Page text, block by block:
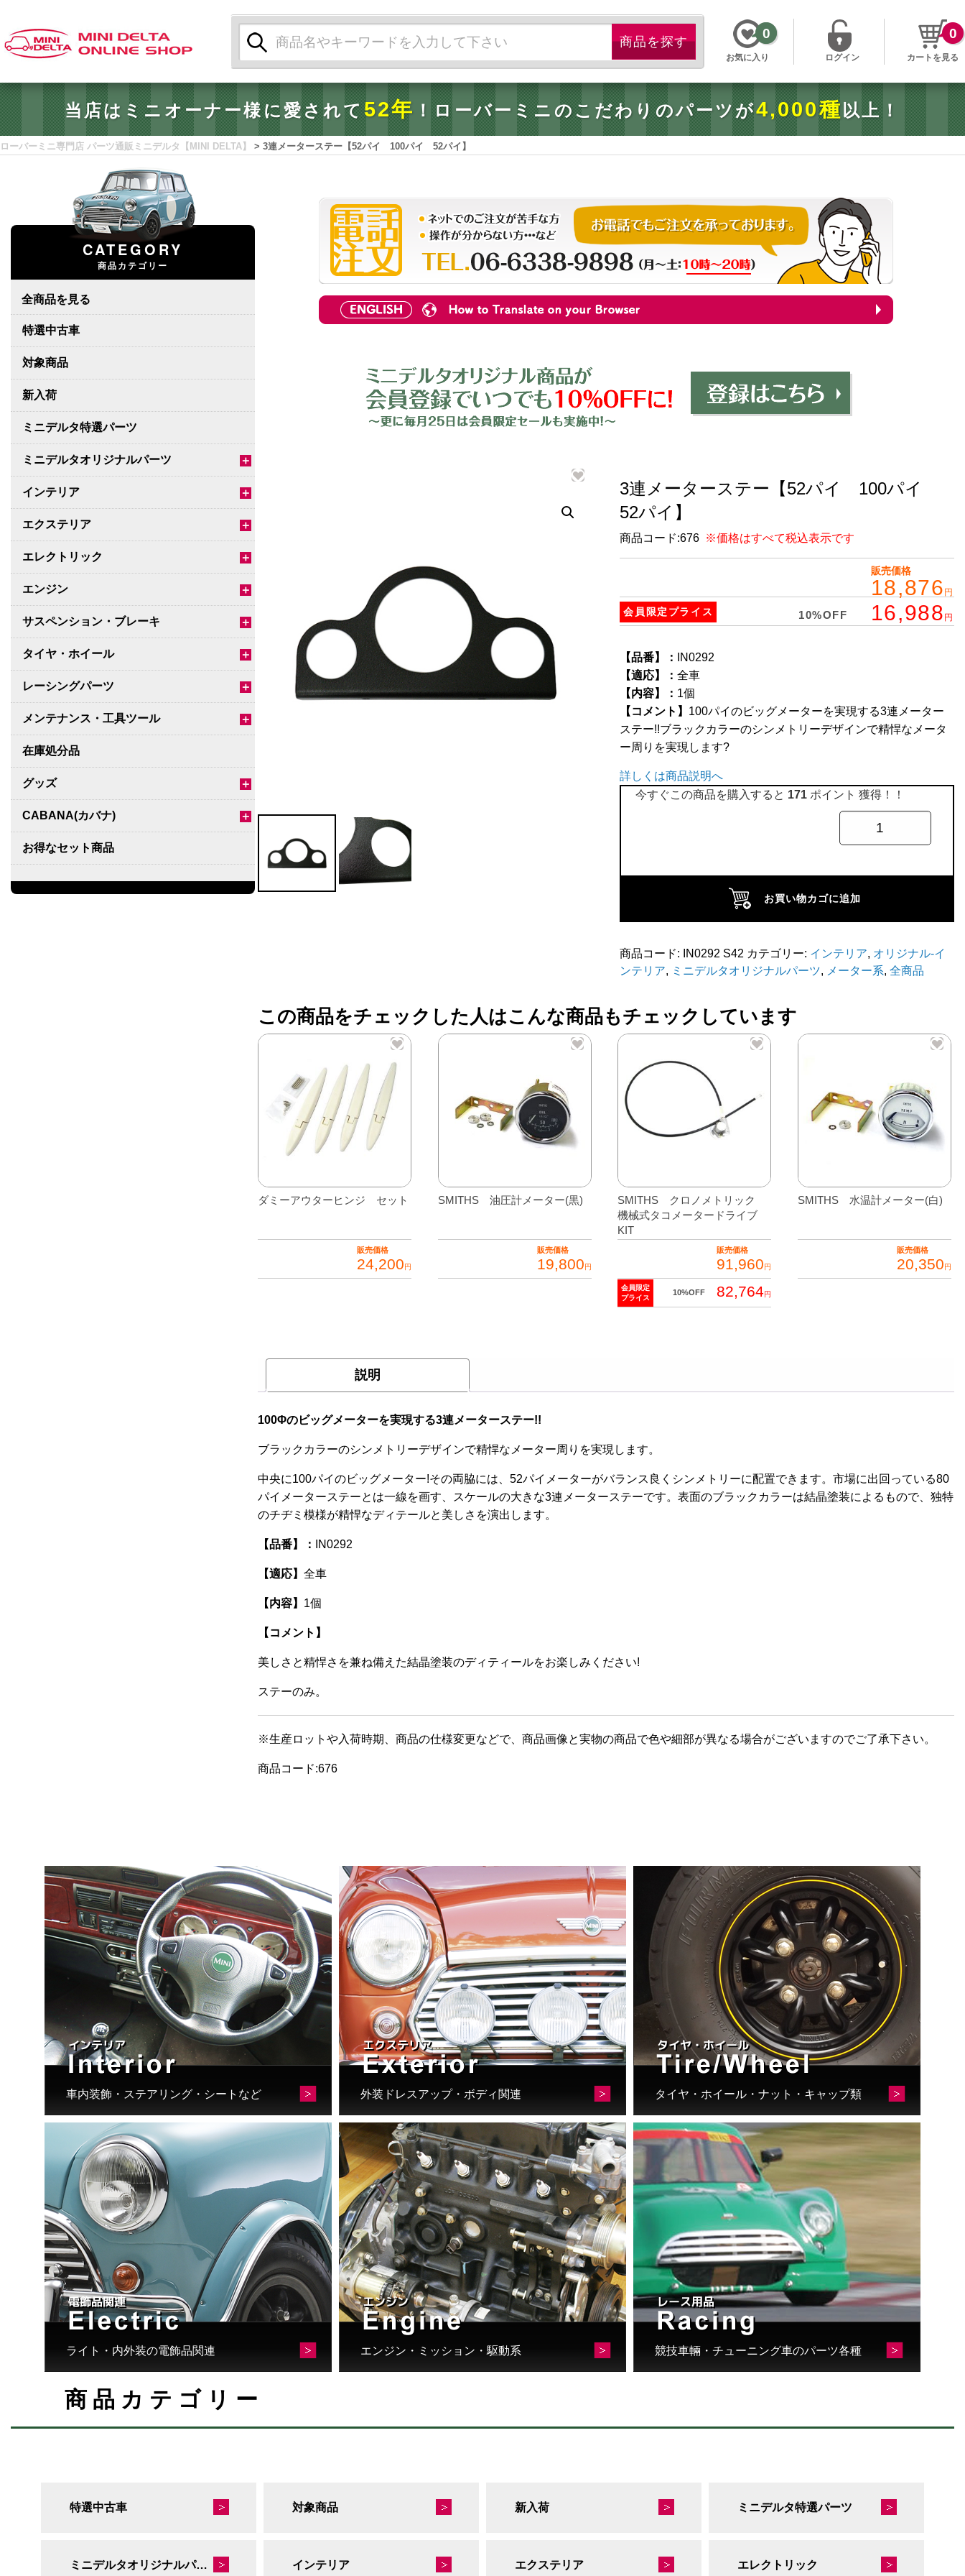
索:
お気に入り
0
ログイン カートを見る
0
当店はミニオーナー様に愛されて52年 ！ローバーミニのこだわりのパーツが4,000種 以上！
ローバーミニ専門店 パーツ通販ミニデルタ【MINI DELTA】 > 3連メーターステー【52パイ 100パイ 52パイ】
CATEGORY
商品カテゴリー
全商品を見る
特選中古車
対象商品
新入荷
ミニデルタ特選パーツ
＋
ミニデルタオリジナルパーツ
＋
インテリア
＋
エクステリア
＋
エレクトリック
＋
エンジン
＋
サスペンション・ブレーキ
＋
タイヤ・ホイール
＋
レーシングパーツ
＋
メンテナンス・工具ツール
在庫処分品
＋
グッズ
＋
CABANA(カバナ)
お得なセット商品
チームマルヤマ
3連メーターステー【52パイ 100パイ
52パイ】
商品コード:676 ※価格はすべて税込表示です
販売価格
18,876 円
会員限定 プライス 10%OFF 16,988 円
【品番】：
IN0292
【適応】：全車
【内容】： 1個
【コメント】 100パイのビッグメーターを実現する3連メーター
ステー!!ブラックカラーのシンメトリーデザインで精悍なメータ
ー周りを実現します?
詳しくは商品説明へ
今すぐこの商品を購入すると 171 ポイント 獲得！！
ー
テ
パ
パ
52
お買い物カゴに追加
商品コード: IN0292 S42 カテゴリー: インテリア, オリジナル-イ
ンテリア, ミニデルタオリジナルパーツ, メーター系,全商品
この商品をチェックした人はこんな商品もチェックしています
ダミーアウターヒンジ セット
販売価格
24,200円
SMITHS 油圧計メーター(黒)
販売価格
19,800円
SMITHS クロノメトリック
機械式タコメータードライブ
KIT
販売価格
91,960円
会員限定
プライス
10%OFF 82,764円
SMITHS 水温計メーター(白)
販売価格
20,350円
説明
100Φのビッグメーターを実現する3連メーターステー!!
ブラックカラーのシンメトリーデザインで精悍なメーター周りを実現します。
中央に100パイのビッグメーター!その両脇には、52パイメーターがバランス良くシンメトリーに配置できます。市場に出回っている80
パイメーターステーとは一線を画す、スケールの大きな3連メーターステーです。表面のブラックカラーは結晶塗装によるもので、独特
のチヂミ模様が精悍なディテールと美しさを演出します。
【品番】： IN0292
【適応】 全車
【内容】 1個
【コメント】
美しさと精悍さを兼ね備えた結晶塗装のディティールをお楽しみください!
ステーのみ。
※生産ロットや入荷時期、商品の仕様変更などで、商品画像と実物の商品で色や細部が異なる場合がございますのでご了承下さい。
商品コード:676
車内装飾・ステアリング・シートなど 外装ドレスアップ・ボディ関連 タイヤ・ホイール・ナット・キャップ類
ライト・内外装の電飾品関連 エンジン・ミッション・駆動系 競技車輛・チューニング車のパーツ各種
商品カテゴリー
特選中古車 対象商品 新入荷 ミニデルタ特選パーツ
ミニデルタオリジナルパーツ インテリア エクステリア エレクトリック